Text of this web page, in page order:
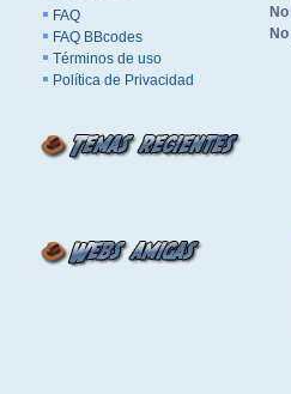
FAQ
FAQ BBcodes
Términos de uso
Política de Privacidad